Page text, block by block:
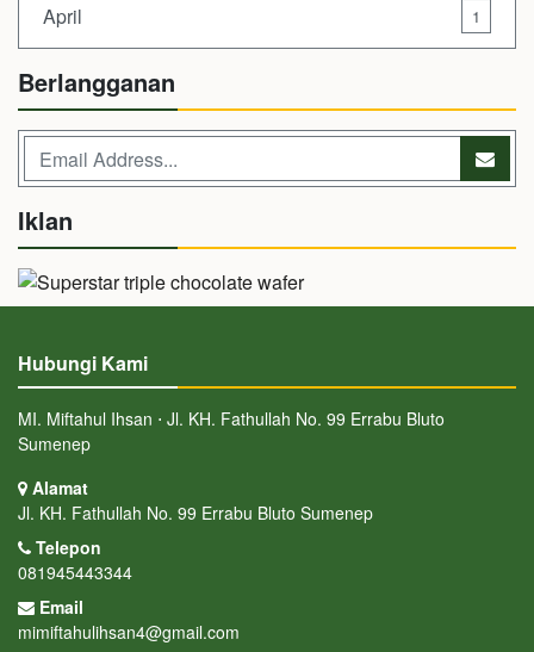
April 1
Berlangganan
Iklan
Hubungi Kami
MI. Miftahul Ihsan ⋅ Jl. KH. Fathullah No. 99 Errabu Bluto
Sumenep
Alamat
Jl. KH. Fathullah No. 99 Errabu Bluto Sumenep
Telepon
081945443344
Email
mimiftahulihsan4@gmail.com